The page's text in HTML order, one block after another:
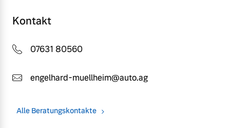
Kontakt
07631 80560
engelhard-muellheim@auto.ag
Alle Beratungskontakte